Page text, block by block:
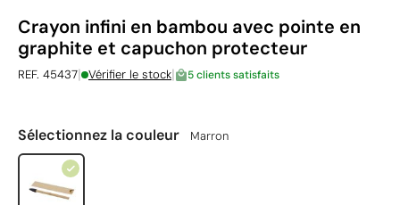
Crayon infini en bambou avec pointe en
graphite et capuchon protecteur
REF. 45437| Vérifier le stock| 5 clients satisfaits
Sélectionnez la couleur Marron